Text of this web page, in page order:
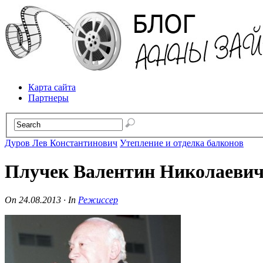
Карта сайта
Партнеры
Дуров Лев Константинович Утепление и отделка балконов
Плучек Валентин
On 24.08.2013 · In Режиссер